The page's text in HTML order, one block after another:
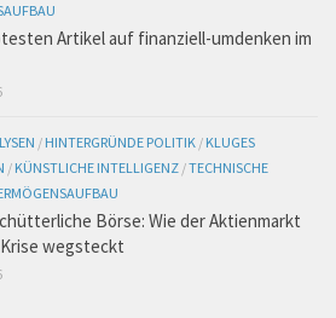
Artikel auf finanziell-umdenken im
/ HINTERGRÜNDE POLITIK / KLUGES
/ KÜNSTLICHE INTELLIGENZ /TECHNISCHE
Börse: Wie der Aktienmarkt
Krise wegsteckt